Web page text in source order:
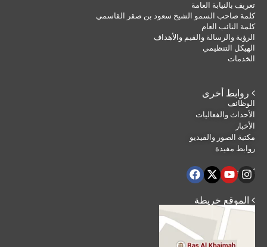
تعريف بالنيابة العامة
كلمة صاحب السمو الشيخ سعود بن صقر القاسمي
كلمة النائب العام
الرؤية والرسالة والقيم والأهداف
الهيكل التنظيمي
الخدمات
 روابط أخرى
الوظائف
الأحداث والفعاليات
الأخبار
مكتبة الصور والفيديو
روابط مفيدة
 تابعنا
 الموقع خريطة